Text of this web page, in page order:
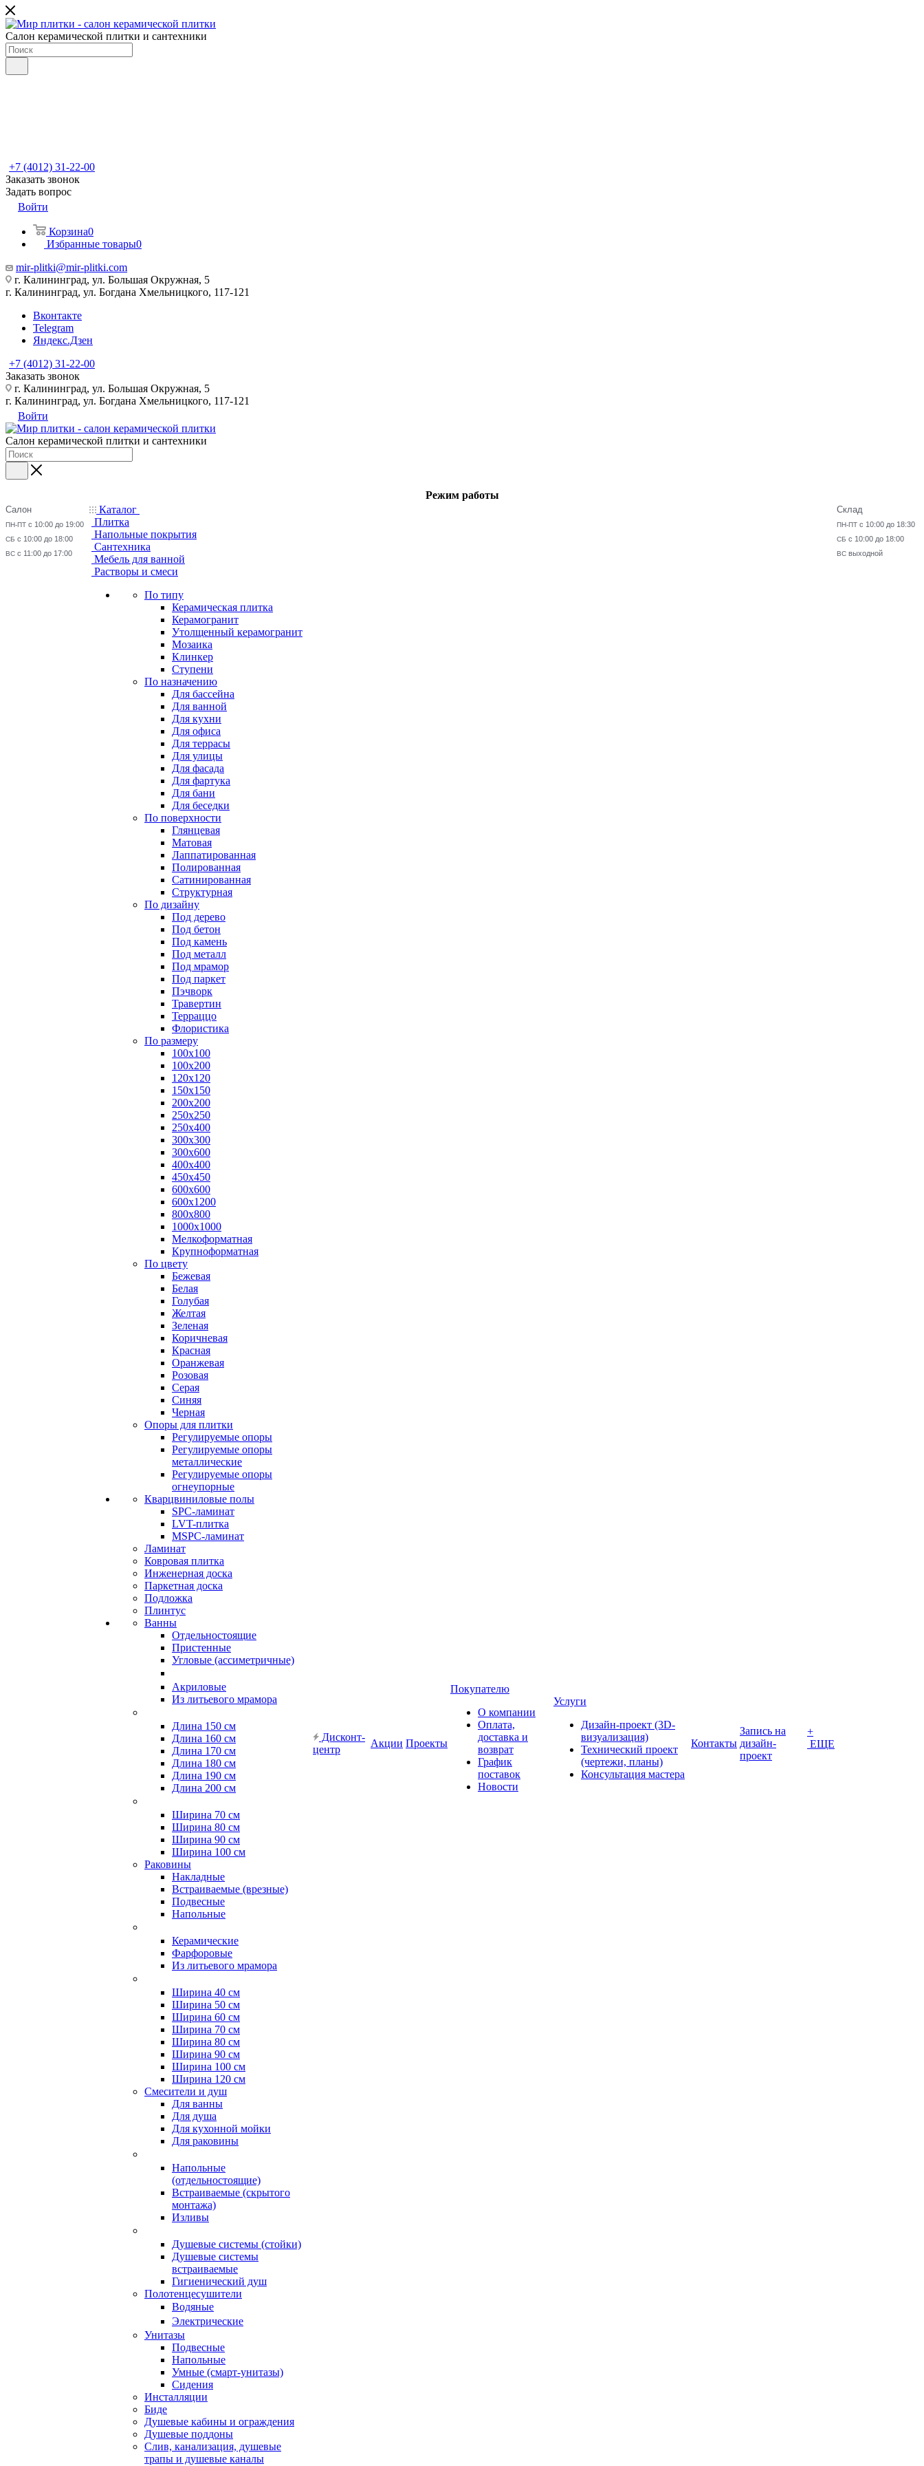
Салон керамической плитки и сантехники
+7 (4012) 31-22-00
Заказать звонок
Задать вопрос
Войти
Корзина0
Избранные товары0
mir-plitki@mir-plitki.com
г. Калининград, ул. Большая Окружная, 5
г. Калининград, ул. Богдана Хмельницкого, 117-121
Вконтакте
Telegram
Яндекс.Дзен
+7 (4012) 31-22-00
Заказать звонок
г. Калининград, ул. Большая Окружная, 5
г. Калининград, ул. Богдана Хмельницкого, 117-121
Войти
Салон керамической плитки и сантехники
Режим работы
Салон
ПН-ПТ с 10:00 до 19:00
СБ с 10:00 до 18:00
ВС с 11:00 до 17:00
Склад
ПН-ПТ с 10:00 до 18:30
СБ с 10:00 до 18:00
ВС выходной
Каталог
Плитка
Напольные покрытия
Сантехника
Мебель для ванной
Растворы и смеси
По типу
Керамическая плитка
Керамогранит
Утолщенный керамогранит
Мозаика
Клинкер
Ступени
По назначению
Для бассейна
Для ванной
Для кухни
Для офиса
Для террасы
Для улицы
Для фасада
Для фартука
Для бани
Для беседки
По поверхности
Глянцевая
Матовая
Лаппатированная
Полированная
Сатинированная
Структурная
По дизайну
Под дерево
Под бетон
Под камень
Под металл
Под мрамор
Под паркет
Пэчворк
Травертин
Терраццо
Флористика
По размеру
100х100
100х200
120х120
150х150
200х200
250х250
250х400
300х300
300х600
400х400
450х450
600х600
600х1200
800х800
1000х1000
Мелкоформатная
Крупноформатная
По цвету
Бежевая
Белая
Голубая
Желтая
Зеленая
Коричневая
Красная
Оранжевая
Розовая
Серая
Синяя
Черная
Опоры для плитки
Регулируемые опоры
Регулируемые опоры
металлические
Регулируемые опоры
огнеупорные
Кварцвиниловые полы
SPC-ламинат
LVT-плитка
MSPC-ламинат
Ламинат
Ковровая плитка
Инженерная доска
Паркетная доска
Подложка
Плинтус
Ванны
Отдельностоящие
Пристенные
Угловые (ассиметричные)
Акриловые
Из литьевого мрамора
Длина 150 см
Длина 160 см
Длина 170 см
Длина 180 см
Длина 190 см
Длина 200 см
Ширина 70 см
Ширина 80 см
Ширина 90 см
Ширина 100 см
Раковины
Накладные
Встраиваемые (врезные)
Подвесные
Напольные
Керамические
Фарфоровые
Из литьевого мрамора
Ширина 40 см
Ширина 50 см
Ширина 60 см
Ширина 70 см
Ширина 80 см
Ширина 90 см
Ширина 100 см
Ширина 120 см
Смесители и душ
Для ванны
Для душа
Для кухонной мойки
Для раковины
Напольные
(отдельностоящие)
Встраиваемые (скрытого
монтажа)
Изливы
Душевые системы (стойки)
Душевые системы
встраиваемые
Гигиенический душ
Полотенцесушители
ㅤВодяные
ㅤЭлектрические
Унитазы
Подвесные
Напольные
Умные (смарт-унитазы)
Сидения
Инсталляции
Биде
Душевые кабины и ограждения
Душевые поддоны
Слив, канализация, душевые
трапы и душевые каналы
Дисконт-
центр
Акции Проекты
Покупателю
О компании
Оплата,
доставка и
возврат
График
поставок
Новости
Услуги
Дизайн-проект (3D-
визуализация)
Технический проект
(чертежи, планы)
Консультация мастера
Контакты
Запись на
дизайн-
проект
+
ЕЩЕ